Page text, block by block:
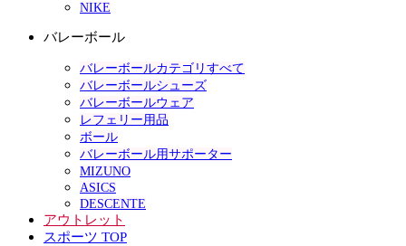
NIKE
バレーボール
バレーボールカテゴリすべて
バレーボールシューズ
バレーボールウェア
レフェリー用品
ボール
バレーボール用サポーター
MIZUNO
ASICS
DESCENTE
アウトレット
スポーツ TOP